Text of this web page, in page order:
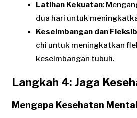
Latihan Kekuatan:
dua hari untuk
Keseimbangan dan
chi untuk meningkatkan
keseimbangan tubuh.
Langkah 4: Jaga
Mengapa Kesehatan